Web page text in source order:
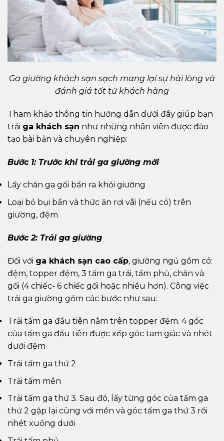
Ga giường khách sạn sạch mang lại sự hài lòng và
đánh giá tốt từ khách hàng
Tham khảo thông tin hướng dẫn dưới đây giúp bạn
trải ga khách sạn như những nhân viên được đào
tạo bài bản và chuyên nghiệp:
Bước 1: Trước khi trải ga giường mới
Lấy chăn ga gối bẩn ra khỏi giường
Loại bỏ bụi bẩn và thức ăn rơi vãi (nếu có) trên
giường, đệm
Bước 2: Trải ga giường
Đối với ga khách sạn cao cấp, giường ngủ gồm có:
đệm, topper đệm, 3 tấm ga trải, tấm phủ, chăn và
gối (4 chiếc- 6 chiếc gối hoặc nhiều hơn). Công việc
trải ga giường gồm các bước như sau:
Trải tấm ga đầu tiên nằm trên topper đệm. 4 góc
của tấm ga đầu tiên được xếp góc tam giác và nhét
dưới đệm
Trải tấm ga thứ 2
Trải tấm mền
Trải tấm ga thứ 3. Sau đó, lấy từng góc của tấm ga
thứ 2 gập lại cùng với mền và góc tấm ga thứ 3 rồi
nhét xuống dưới